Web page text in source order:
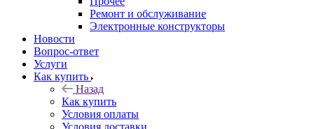
Ремонт и обслуживание
Электронные конструкторы
Новости
Вопрос-ответ
Услуги
Как купить
Назад
Как купить
Условия оплаты
Условия доставки